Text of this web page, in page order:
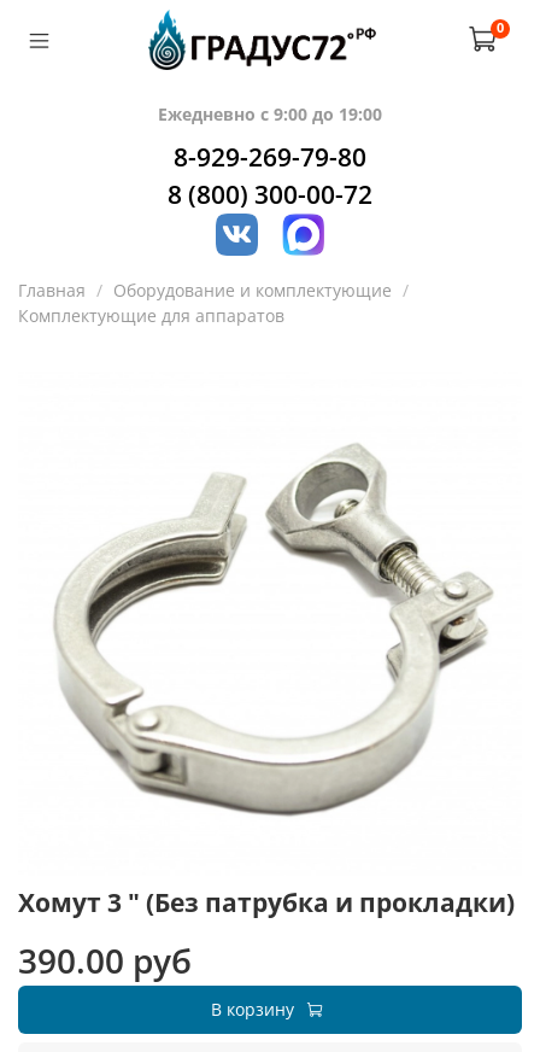
0
Ежедневно с 9:00 до 19:00
8-929-269-79-80
8 (800) 300-00-72
Главная
Оборудование и комплектующие
Комплектующие для аппаратов
Хомут 3 " (Без патрубка и прокладки)
390.00 руб
В корзину